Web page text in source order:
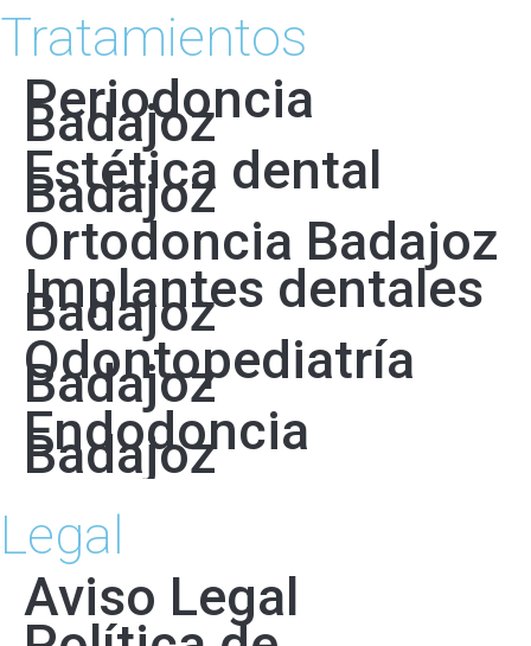
Tratamientos
Periodoncia
Badajoz
Estética dental
Badajoz
Ortodoncia Badajoz
Implantes dentales
Badajoz
Odontopediatría
Badajoz
Endodoncia
Badajoz
Legal
Aviso Legal